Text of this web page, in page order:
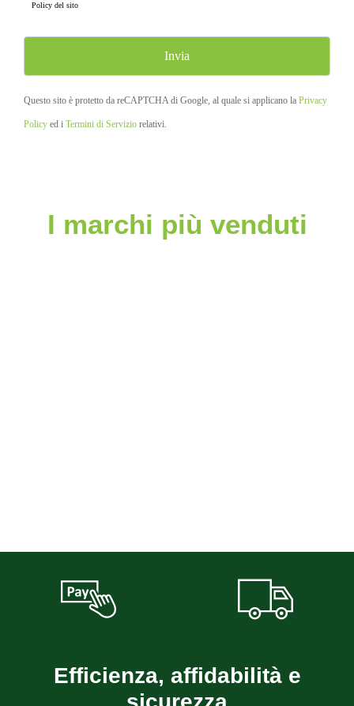
Policy del sito
Questo sito è protetto da reCAPTCHA di Google, al quale si applicano la Privacy
Policy ed i Termini di Servizio relativi.
I marchi più venduti
Efficienza, affidabilità e